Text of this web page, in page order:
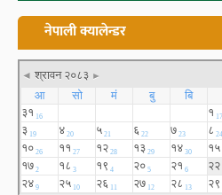
नेपाली क्यालेन्डर